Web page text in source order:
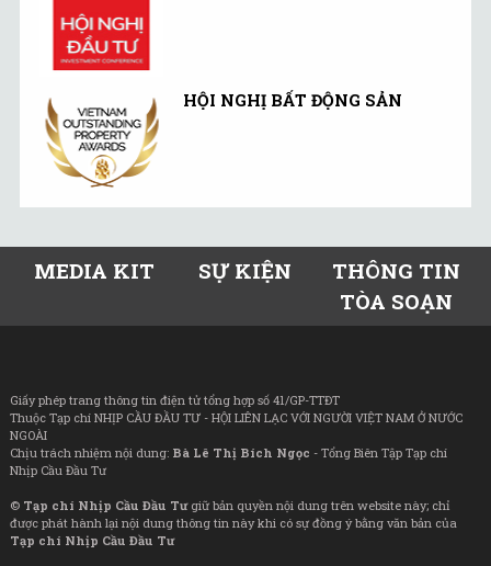
HỘI NGHỊ BẤT ĐỘNG SẢN
MEDIA KIT SỰ KIỆN
THÔNG TIN
TÒA SOẠN
Giấy phép trang thông tin điện tử tổng hợp số 41/GP-TTĐT
Thuộc Tạp chí NHỊP CẦU ĐẦU TƯ - HỘI LIÊN LẠC VỚI NGƯỜI VIỆT NAM Ở NƯỚC
NGOÀI
Chịu trách nhiệm nội dung: Bà Lê Thị Bích Ngọc - Tổng Biên Tập Tạp chí
Nhịp Cầu Đầu Tư
© Tạp chí Nhịp Cầu Đầu Tưgiữ bản quyền nội dung trên website này; chỉ
được phát hành lại nội dung thông tin này khi có sự đồng ý bằng văn bản của
Tạp chí Nhịp Cầu Đầu Tư